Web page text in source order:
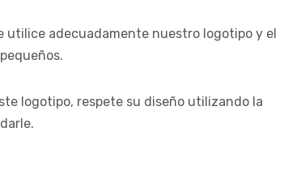
utilice adecuadamente nuestro logotipo y el
logotipo, respete su diseño utilizando la